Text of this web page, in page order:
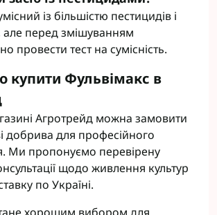
із більшістю пестицидів і
перед змішуванням
провести тест на сумісність.
купити Фульвімакс в
Агротрейд можна замовити
добрива для професійного
Ми пропонуємо перевірену
щодо живлення культур
по Україні.